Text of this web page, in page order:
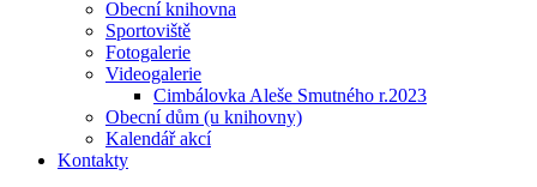
Obecní knihovna
Sportoviště
Fotogalerie
Videogalerie
Cimbálovka Aleše Smutného r.2023
Obecní dům (u knihovny)
Kalendář akcí
Kontakty